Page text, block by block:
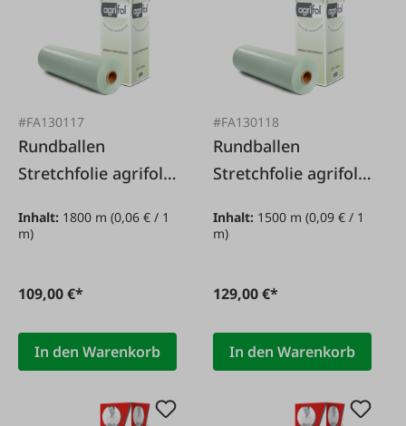
#FA130117
Rundballen
Stretchfolie agrifol
regeneratfrei
Inhalt: 1800 m (0,06 € / 1
m)
109,00 €*
In den Warenkorb
#FA130118
Rundballen
Stretchfolie agrifol
regeneratfrei
Inhalt: 1500 m(0,09 € / 1
m)
129,00 €*
In den Warenkorb